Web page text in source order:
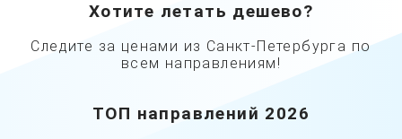
Хотите летать дешево?
Cледите за ценами из Санкт-Петербурга по
всем направлениям!
ТОП направлений 2026